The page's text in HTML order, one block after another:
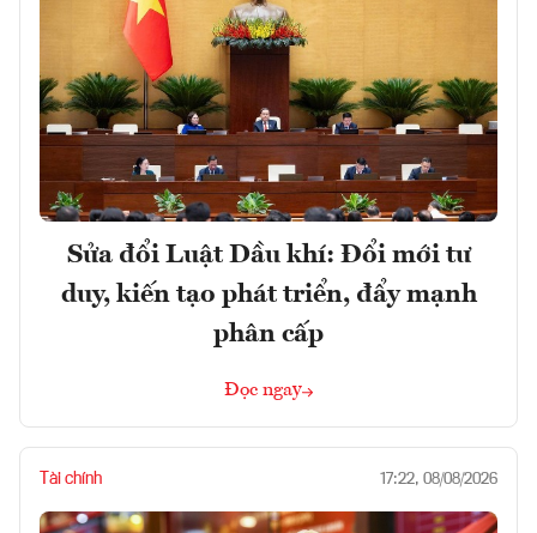
Sửa đổi Luật Dầu khí: Đổi mới tư
duy, kiến tạo phát triển, đẩy mạnh
phân cấp
Đọc ngay
Tài chính 17:22, 08/08/2026